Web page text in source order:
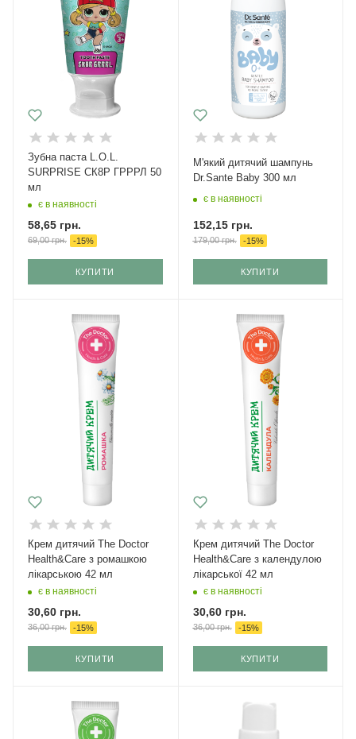
Зубна паста L.O.L.
SURPRISE СК8Р ГРРРЛ 50
мл
є в наявності
58,65 грн.
69,00грн. -15%
КУПИТИ
М'який дитячий шампунь
Dr.Sante Baby 300 мл
є в наявності
152,15грн.
179,00грн. -15%
КУПИТИ
Крем дитячий The Doctor
Health&Care з ромашкою
лікарською 42 мл
є в наявності
30,60 грн.
36,00грн. -15%
КУПИТИ
Крем дитячий The Doctor
Health&Care з календулою
лікарської 42 мл
є в наявності
30,60грн.
36,00грн. -15%
КУПИТИ